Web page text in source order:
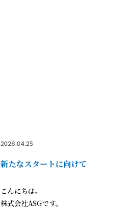
2026.04.25
新たなスタートに向けて
こんにちは。
株式会社ASGです。